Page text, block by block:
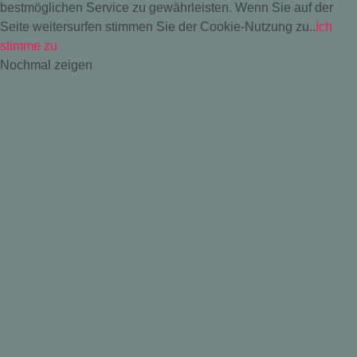
bestmöglichen Service zu gewährleisten. Wenn Sie auf der
Seite weitersurfen stimmen Sie der Cookie-Nutzung zu.. Ich
stimme zu
Nochmal zeigen